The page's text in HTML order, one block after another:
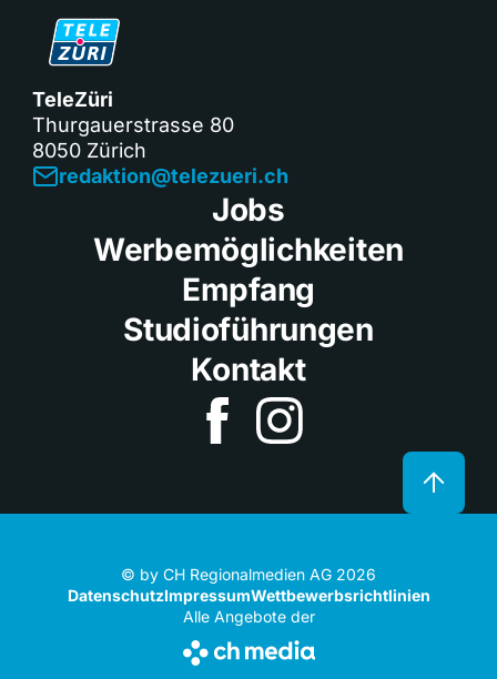
TeleZüri
Thurgauerstrasse 80
8050 Zürich
redaktion@telezueri.ch
Jobs
Werbemöglichkeiten
Empfang
Studioführungen
Kontakt
© by CH Regionalmedien AG 2026
DatenschutzImpressumWettbewerbsrichtlinien
Alle Angebote der